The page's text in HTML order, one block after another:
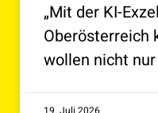
„Mit der KI-
Oberösterreich
wollen nicht